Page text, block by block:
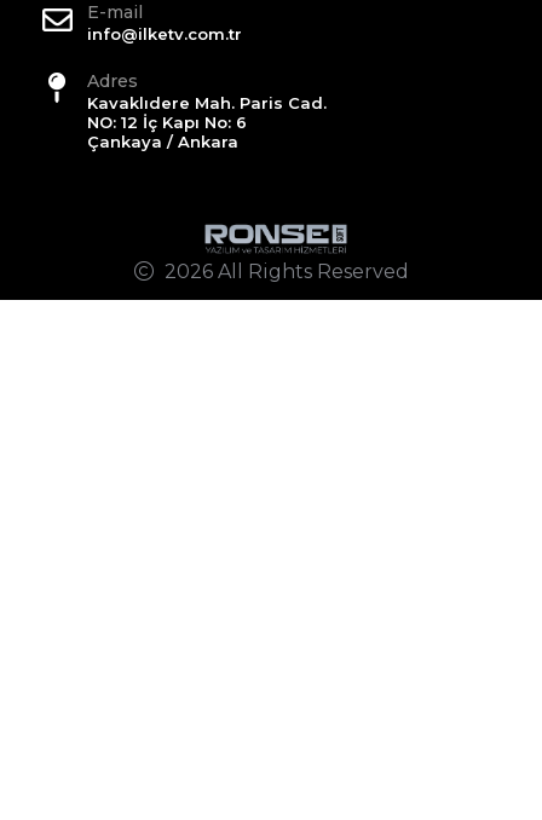
E-mail
info@ilketv.com.tr
Adres
Kavaklıdere Mah. Paris Cad.
NO: 12 İç Kapı No: 6
Çankaya / Ankara
2026 All Rights Reserved